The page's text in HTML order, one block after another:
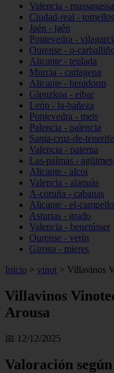
Valencia - massanassa
Ciudad-real -
Jaén - jaén
Pontevedra -
Ourense - o-carballiño
Alicante - teulada
Murcia - cartagena
Alicante - benidorm
Gipuzkoa - eibar
León - la-bañeza
Pontevedra - meis
Palencia - palencia
Santa-cruz-de-
Valencia - paterna
Las-palmas - agüimes
Alicante - alcoi
Valencia - alaquàs
A-coruña - cabanas
Alicante - el-campello
Asturias - grado
Valencia - benetússer
Ourense - verín
Girona - mieres
Inicio > vinot > Villavinos
Villavinos
Arousa
📅 12/12/2025
Valoración